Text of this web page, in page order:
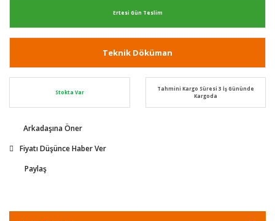
Ertesi Gün Teslim
Teknik Döküman
Stokta Var
Tahmini Kargo Süresi 3 İş Gününde
Kargoda
Arkadaşına Öner
Fiyatı Düşünce Haber Ver
Paylaş